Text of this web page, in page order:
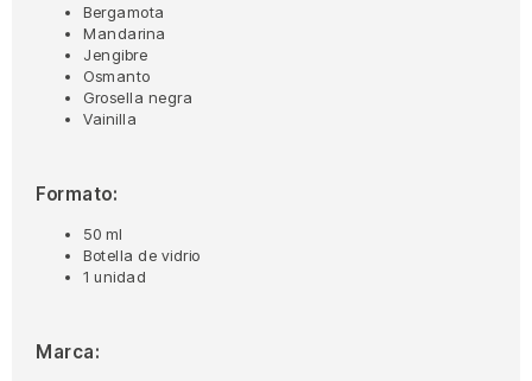
Bergamota
Mandarina
Jengibre
Osmanto
Grosella negra
Vainilla
Formato:
50 ml
Botella de vidrio
1 unidad
Marca: